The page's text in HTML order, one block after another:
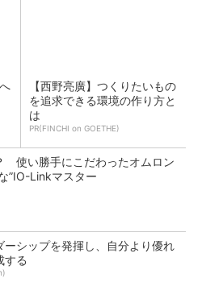
【西野亮廣】つくりたいもの
を追求できる環境の作り方と
は
PR(FINCHI on GOETHE)
使い勝手にこだわったオムロン
”IO-Linkマスター
ーシップを発揮し、自分より優れ
する